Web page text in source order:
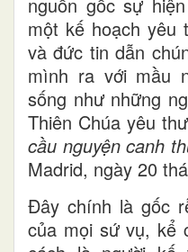
một kế hoạch yêu
và đức tin dẫn
mình ra với mầu
sống như những
Thiên Chúa yêu
cầu nguyện canh
Madrid, ngày 20
Đây chính là gốc
của mọi sứ vụ, kể